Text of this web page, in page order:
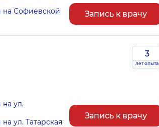
на Софиевской
Запись к врачу
ул.
ул. Татарская
3
лет опыта
Запись к врачу